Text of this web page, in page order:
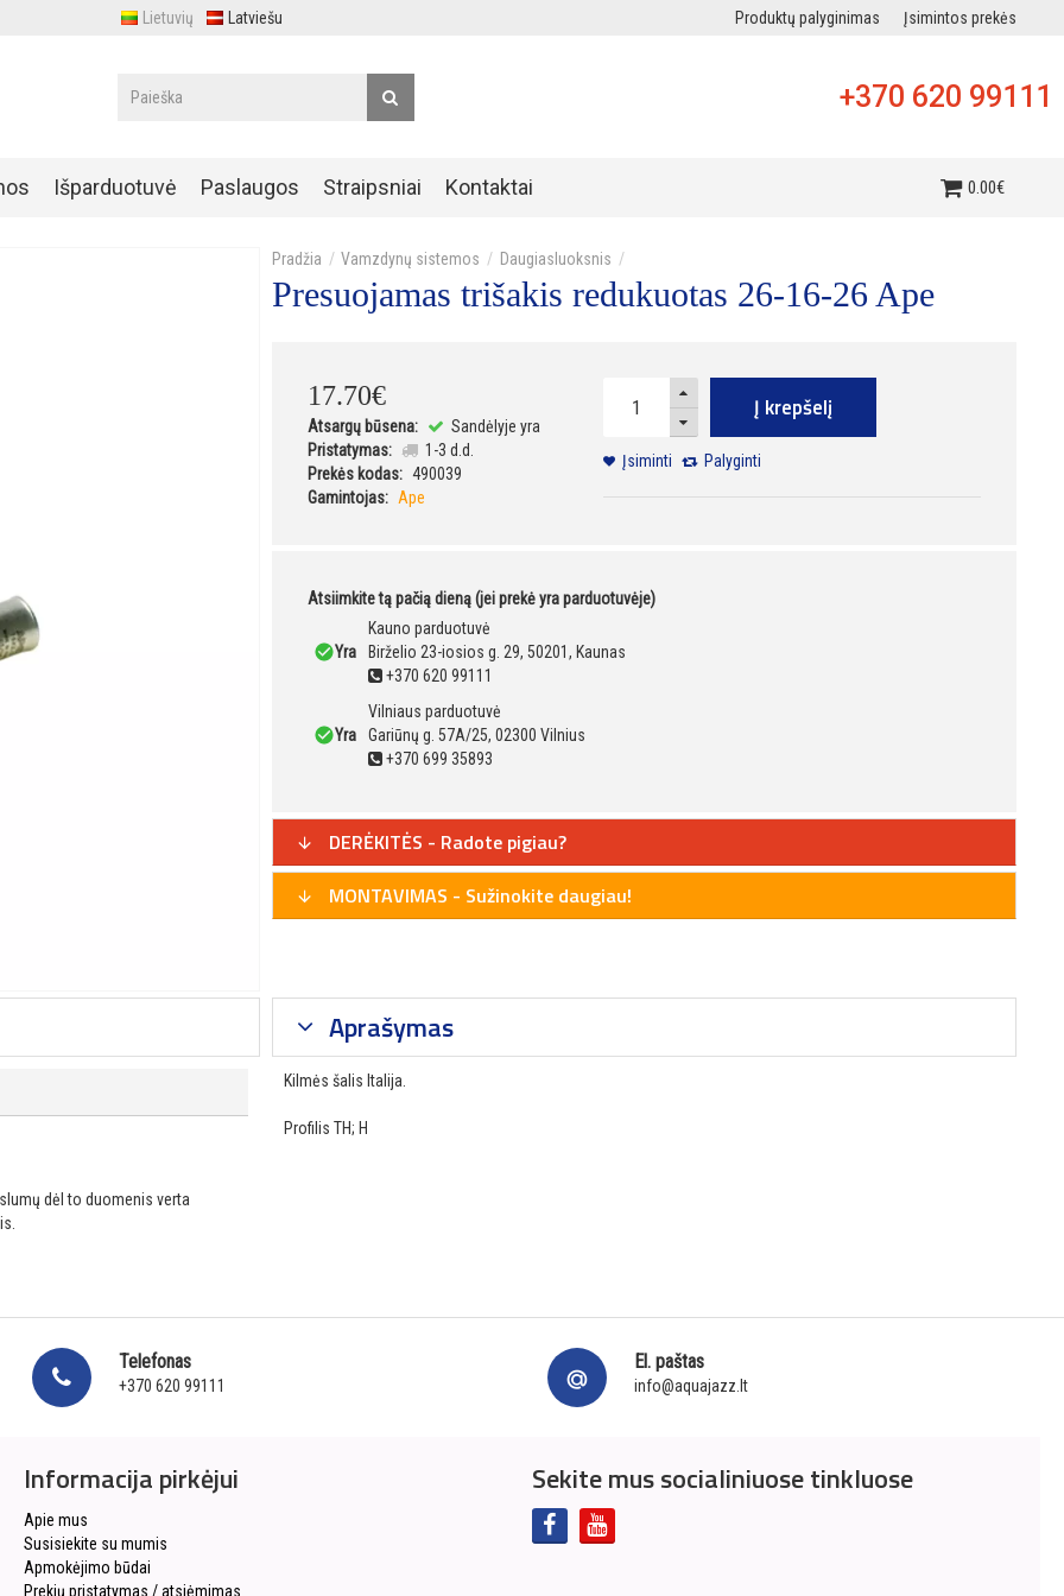
Lietuvių Latviešu Produktų palyginimas Įsimintos prekės
+370 620 99111
Išparduotuvė Paslaugos Straipsniai Kontaktai 0.00€
Vamzdynų sistemos Daugiasluoksnis
Presuojamas trišakis redukuotas 26-16-26 Ape
17.70€
Atsargų būsena:
Sandėlyje yra
Pristatymas:
1-3 d.d.
Prekės kodas: 490039
Gamintojas: Ape
Į krepšelį
Įsiminti Palyginti
Atsiimkite tą pačią dieną (jei prekė yra parduotuvėje)
Yra
Kauno parduotuvė
Birželio 23-iosios g. 29, 50201, Kaunas
+370 620 99111
Yra
Vilniaus parduotuvė
Gariūnų g. 57A/25, 02300 Vilnius
+370 699 35893
DERĖKITĖS - Radote pigiau?
MONTAVIMAS - Sužinokite daugiau!
dėl to duomenis verta
Aprašymas
Kilmės šalis Italija.
Profilis TH; H
Telefonas
+370 620 99111
El. paštas
info@aquajazz.lt
Informacija pirkėjui
Apie mus
Susisiekite su mumis
Apmokėjimo būdai
Prekių pristatymas / atsiėmimas
Sekite mus socialiniuose tinkluose